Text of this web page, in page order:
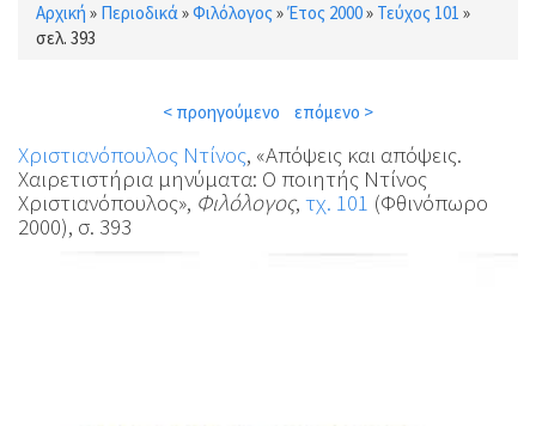
Είστε εδώ
Αρχική » Περιοδικά»Φιλόλογος »Έτος 2000» Τεύχος 101 »
σελ. 393
< προηγούμενο επόμενο >
Χριστιανόπουλος Ντίνος, «Απόψεις και απόψεις.
Χαιρετιστήρια μηνύματα: Ο ποιητής Ντίνος
Χριστιανόπουλος», Φιλόλογος, τχ. 101 (Φθινόπωρο
2000), σ. 393